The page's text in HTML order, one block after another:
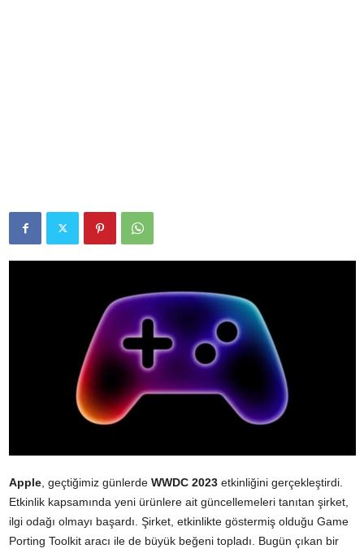
Apple , geçtiğimiz günlerde WWDC 2023 etkinliğini gerçekleştirdi.
Etkinlik kapsamında yeni ürünlere ait güncellemeleri tanıtan şirket,
ilgi odağı olmayı başardı. Şirket, etkinlikte göstermiş olduğu Game
Porting Toolkit aracı ile de büyük beğeni topladı. Bugün çıkan bir